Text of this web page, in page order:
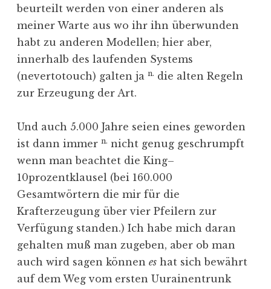
beurteilt werden von einer anderen als
meiner Warte aus wo ihr ihn überwunden
habt zu anderen Modellen; hier aber,
innerhalb des laufenden Systems
(nevertotouch) galten ja n. die alten Regeln
zur Erzeugung der Art.
Und auch 5.000 Jahre seien eines geworden
ist dann immer n. nicht genug geschrumpft
wenn man beachtet die King–
10prozentklausel (bei 160.000
Gesamtwörtern die mir für die
Krafterzeugung über vier Pfeilern zur
Verfügung standen.) Ich habe mich daran
gehalten muß man zugeben, aber ob man
auch wird sagen können es hat sich bewährt
auf dem Weg vom ersten Uurainentrunk